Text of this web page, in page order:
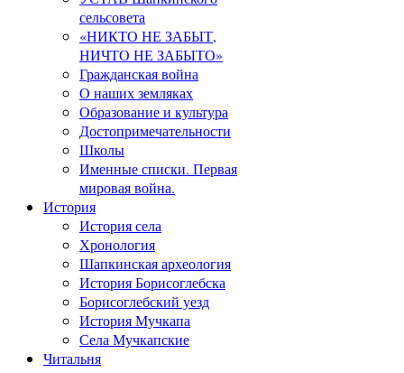
сельсовета
«НИКТО НЕ ЗАБЫТ,
НИЧТО НЕ ЗАБЫТО»
Гражданская война
О наших земляках
Образование и культура
Достопримечательности
Школы
Именные списки. Первая
мировая война.
История
История села
Хронология
Шапкинская археология
История Борисоглебска
Борисоглебский уезд
История Мучкапа
Села Мучкапские
Читальня